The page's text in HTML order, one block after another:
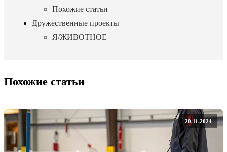
Похожие статьи
Дружественные проекты
Я/ЖИВОТНОЕ
Похожие статьи
20.11.2024